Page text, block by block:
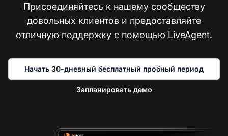
Присоединяйтесь к нашему сообществу
довольных клиентов и предоставляйте
отличную поддержку с помощью LiveAgent.
Начать 30-дневный бесплатный пробный период
Запланировать демо